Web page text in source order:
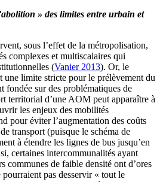
» des limites entre urbain et
sous l’effet de la métropolisation,
complexes et multiscalaires qui
(Vanier 2013). Or, le
limite stricte pour le prélèvement du
fondée sur des problématiques de
territorial d’une AOM peut apparaître à
les enjeux des mobilités
pour éviter l’augmentation des coûts
transport (puisque le schéma de
à étendre les lignes de bus jusqu’en
certaines intercommunalités ayant
communes de faible densité ont d’ores
pourraient pas desservir « tout le